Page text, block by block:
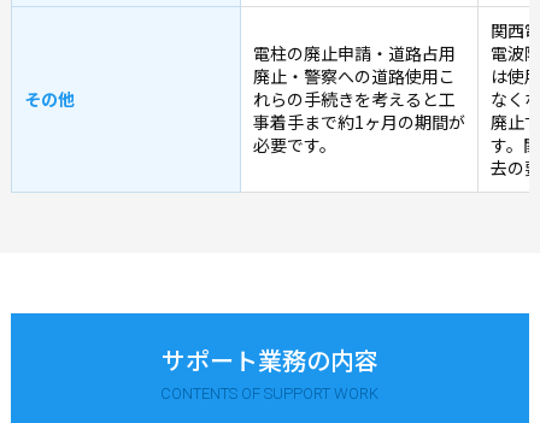
その他
電柱の廃止申請・道路占用
廃止・警察への道路使用こ
れらの手続きを考えると工
事着手まで約1ヶ月の期間が
必要です。
関西
電波
は使
なく
廃止
す。
去の
サポート業務の内容
CONTENTS OF SUPPORT WORK